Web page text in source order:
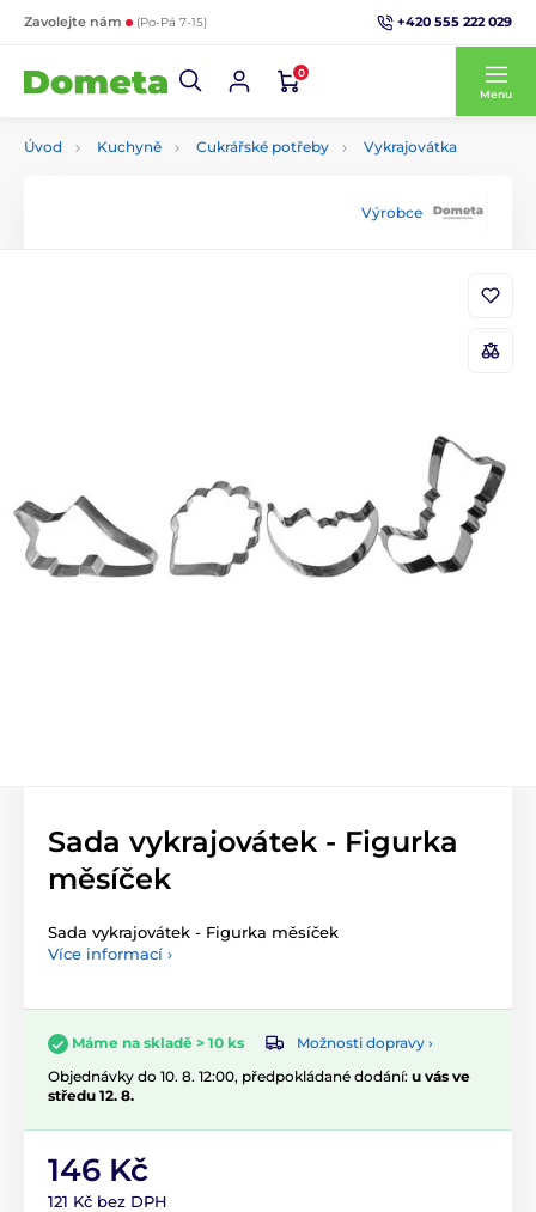
Zavolejte nám (Po-Pá 7-15) +420 555 222 029
0
Menu
Úvod Kuchyně Cukrářské potřeby Vykrajovátka
Výrobce
Sada vykrajovátek - Figurka
měsíček
Sada vykrajovátek - Figurka měsíček
Více informací ›
Máme na skladě > 10 ks
Možnosti dopravy ›
Objednávky do 10. 8. 12:00, předpokládané dodání: u vás ve
středu 12. 8.
146 Kč
121 Kč bez DPH